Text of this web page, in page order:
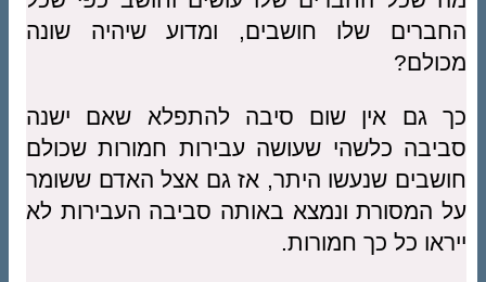
החברים שלו חושבים, ומדוע שיהיה שונה
מכולם?
כך גם אין שום סיבה להתפלא שאם ישנה
סביבה כלשהי שעושה עבירות חמורות שכולם
חושבים שנעשו היתר, אז גם אצל האדם ששומר
על המסורת ונמצא באותה סביבה העבירות לא
ייראו כל כך חמורות.